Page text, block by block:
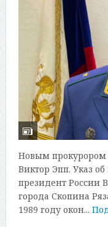
Новым прокурором
Виктор Эпп. Указ
президент России
города Скопина
1989 году окон...